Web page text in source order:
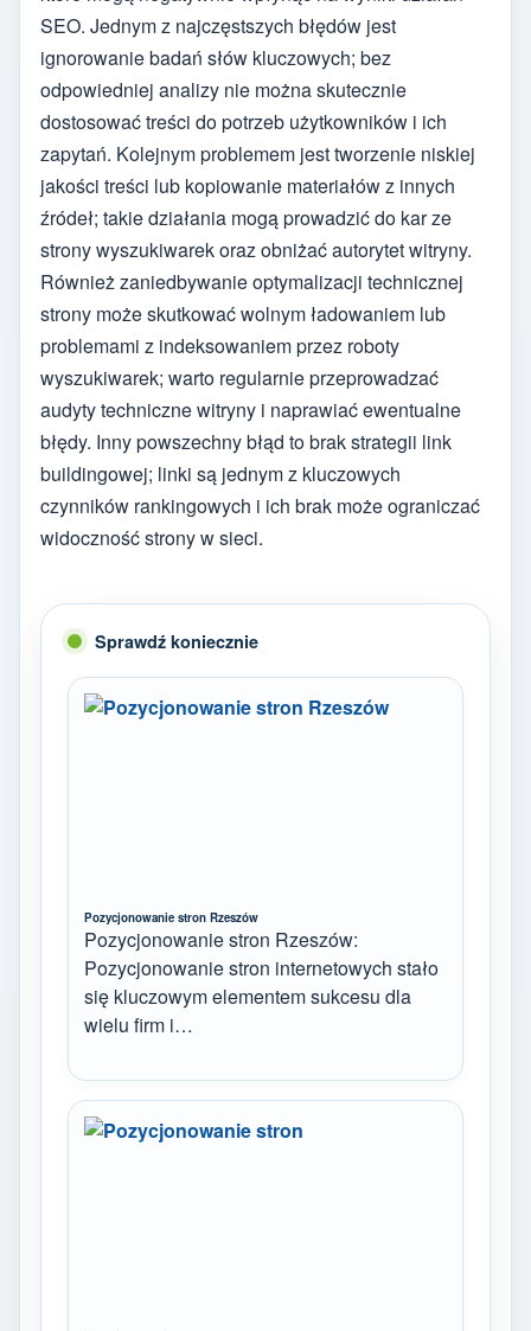
SEO. Jednym z najczęstszych błędów jest
ignorowanie badań słów kluczowych; bez
odpowiedniej analizy nie można skutecznie
dostosować treści do potrzeb użytkowników i ich
zapytań. Kolejnym problemem jest tworzenie niskiej
jakości treści lub kopiowanie materiałów z innych
źródeł; takie działania mogą prowadzić do kar ze
strony wyszukiwarek oraz obniżać autorytet witryny.
Również zaniedbywanie optymalizacji technicznej
strony może skutkować wolnym ładowaniem lub
problemami z indeksowaniem przez roboty
wyszukiwarek; warto regularnie przeprowadzać
audyty techniczne witryny i naprawiać ewentualne
błędy. Inny powszechny błąd to brak strategii link
buildingowej; linki są jednym z kluczowych
czynników rankingowych i ich brak może ograniczać
widoczność strony w sieci.
Sprawdź koniecznie
Pozycjonowanie stron Rzeszów
Pozycjonowanie stron Rzeszów:
Pozycjonowanie stron internetowych stało
się kluczowym elementem sukcesu dla
wielu firm i…